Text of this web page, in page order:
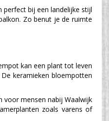
bij een landelijke stijl
Zo benut je de ruimte
kan een plant tot leven
keramieken bloempotten
voor mensen nabij Waalwijk
zoals varens of